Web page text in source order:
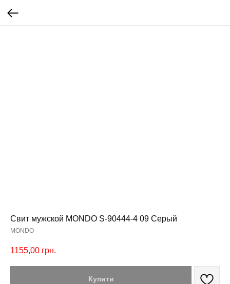
Свит мужской MONDO S-90444-4 09 Серый
MONDO
1155,00 грн.
Купити